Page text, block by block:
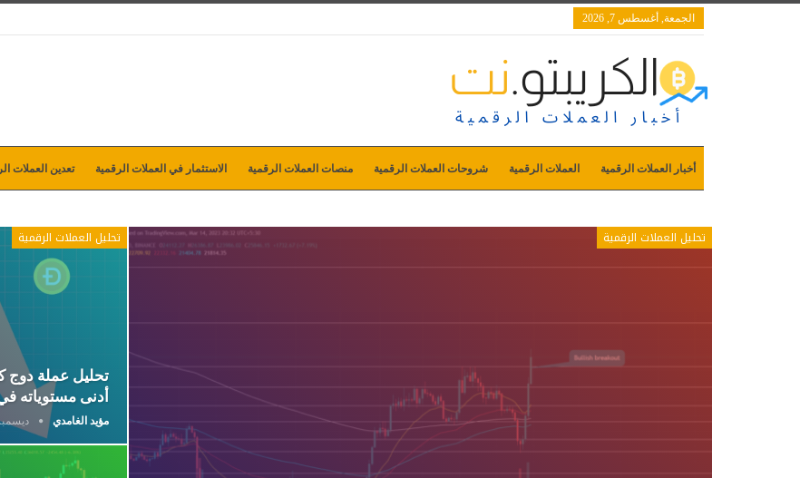
الجمعة, أغسطس 7, 2026
أخبار العملات الرقمية العملات الرقمية شروحات العملات الرقمية منصات العملات الرقمية الاستثمار في العملات الرقمية تعدين العملات
تحليل العملات الرقمية تحليل العملات الرقمية
أدنى مستوياته في 3 أسابيع
مؤيد الغامدي ديسمبر 15,